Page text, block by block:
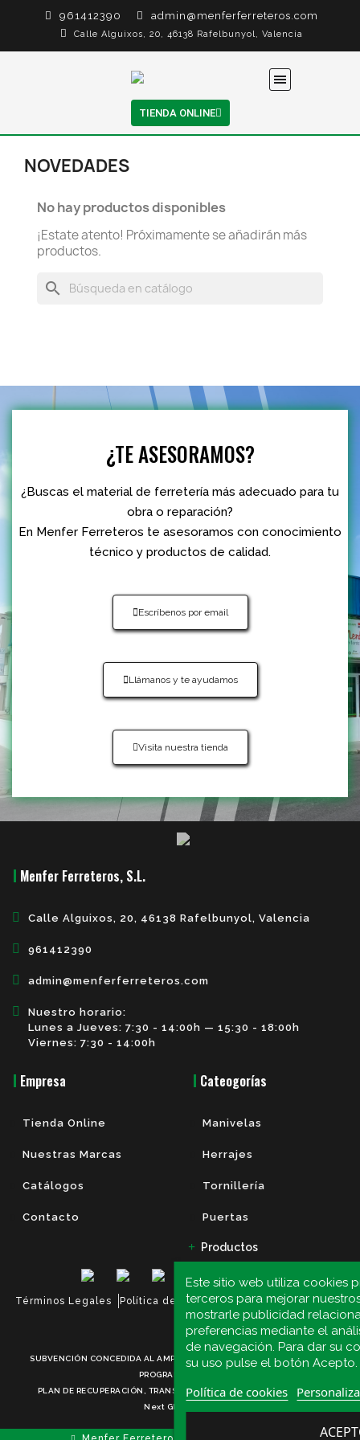
961412390 admin@menferferreteros.com
Calle Alguixos, 20, 46138 Rafelbunyol, Valencia
TIENDA ONLINE
NOVEDADES
No hay productos disponibles
¡Estate atento! Próximamente se añadirán más
productos.
search
Este sitio web utiliza cookies
terceros para mejorar
mostrarle publicidad
preferencias mediante el
de navegación. Para dar su
su uso pulse el botón Acepto.
Política de cookies
¿TE ASESORAMOS?
¿Buscas el material de ferretería más adecuado para tu
obra o reparación?
En Menfer Ferreteros te asesoramos con conocimiento
técnico y productos de calidad.
Escríbenos por email
Llámanos y te ayudamos
Visita nuestra tienda
Menfer Ferreteros, S.L.
Calle Alguixos, 20, 46138 Rafelbunyol, Valencia
961412390
admin@menferferreteros.com
Nuestro horario:
Lunes a Jueves: 7:30 - 14:00h — 15:30 - 18:00h
Viernes: 7:30 - 14:00h
Empresa
Tienda Online
Nuestras Marcas
Catálogos
Contacto
Cateogorías
Manivelas
Herrajes
Tornillería
Puertas
Productos
Términos Legales Política de Privacidad Política de Cookies
SUBVENCIÓN CONCEDIDA AL AMPARO DEL KIT DIGITALFINANCIADO POR EL
PROGRAMA KIT DIGITAL.
PLAN DE RECUPERACIÓN, TRANSFORMACIÓN Y RESILIENCIA DE ESPAÑA
Next GENERATION EU